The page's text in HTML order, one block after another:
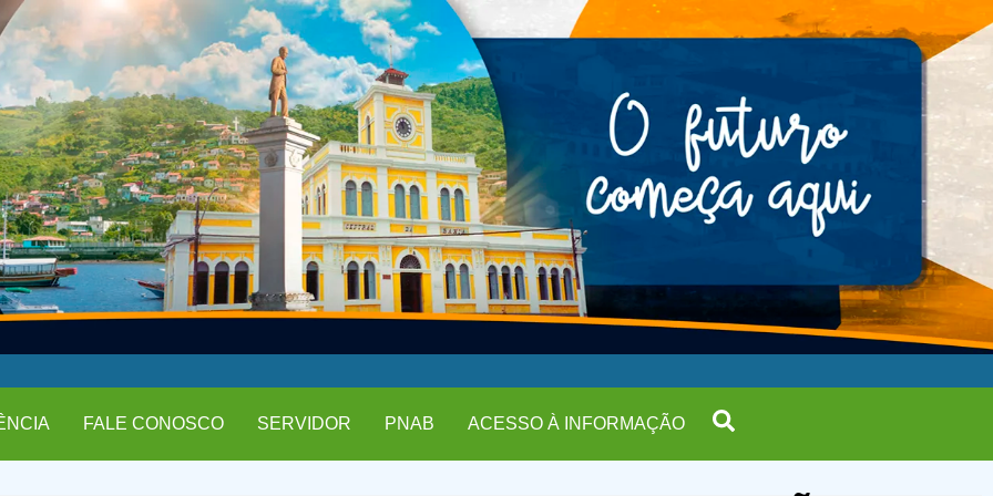
FALE CONOSCO SERVIDOR PNAB ACESSO À INFORMAÇÃO